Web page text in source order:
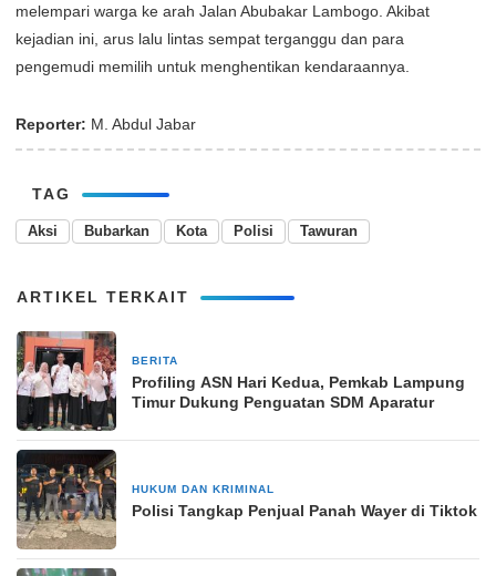
melempari warga ke arah Jalan Abubakar Lambogo. Akibat
kejadian ini, arus lalu lintas sempat terganggu dan para
pengemudi memilih untuk menghentikan kendaraannya.
Reporter: M. Abdul Jabar
TAG
Aksi Bubarkan Kota Polisi Tawuran
ARTIKEL TERKAIT
BERITA
Profiling ASN Hari Kedua, Pemkab Lampung
Timur Dukung Penguatan SDM Aparatur
HUKUM DAN KRIMINAL
Polisi Tangkap Penjual Panah Wayer di Tiktok